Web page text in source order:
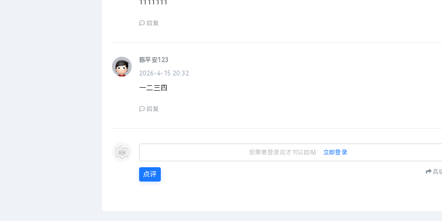
1111111
回复
陈平安123
2026-4-15 20:32
一二三四
回复
您需要登录后才可以回帖 立即登录
点评 高